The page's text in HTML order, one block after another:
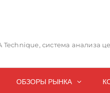
Technique, система анализа
ОБЗОРЫ РЫНКА